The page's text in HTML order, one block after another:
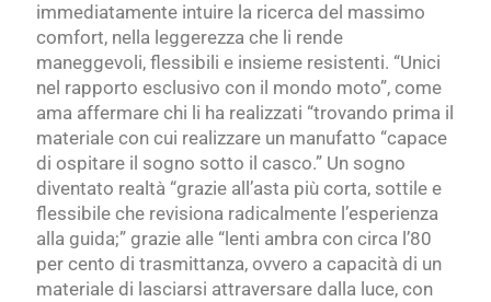
immediatamente intuire la ricerca del massimo
comfort, nella leggerezza che li rende
maneggevoli, flessibili e insieme resistenti. “Unici
nel rapporto esclusivo con il mondo moto”, come
ama affermare chi li ha realizzati “trovando prima il
materiale con cui realizzare un manufatto “capace
di ospitare il sogno sotto il casco.” Un sogno
diventato realtà “grazie all’asta più corta, sottile e
flessibile che revisiona radicalmente l’esperienza
alla guida;” grazie alle “lenti ambra con circa l’80
per cento di trasmittanza, ovvero a capacità di un
materiale di lasciarsi attraversare dalla luce, con